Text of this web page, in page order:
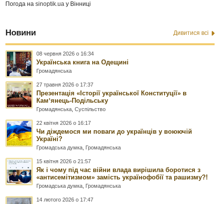
Погода наsinoptik.ua у Вінниці
Новини Дивитися всі
08 червня 2026 о 16:34
Українська книга на Одещині
Громадянська
27 травня 2026 о 17:37
Презентація «Історії української Конституції» в
Камʼянець-Подільську
Громадянська ,Суспільство
22 квітня 2026 о 16:17
Чи діждемося ми поваги до українців у воюючій
Україні?
Громадська думка Громадянська
15 квітня 2026 о 21:57
Як і чому під час війни влада вирішила боротися з
«антисемітизмом» замість українофобії та рашизму?!
Громадська думка Громадянська
14 лютого 2026 о 17:47